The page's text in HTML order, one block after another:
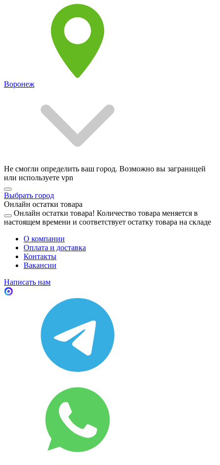
Воронеж
Не смогли определить ваш город. Возможно вы заграницей
или используете vpn
Выбрать город
Онлайн остатки товара
Онлайн остатки товара! Количество товара меняется в
настоящем времени и соответствует остатку товара на складе
О компании
Оплата и доставка
Контакты
Вакансии
Написать нам